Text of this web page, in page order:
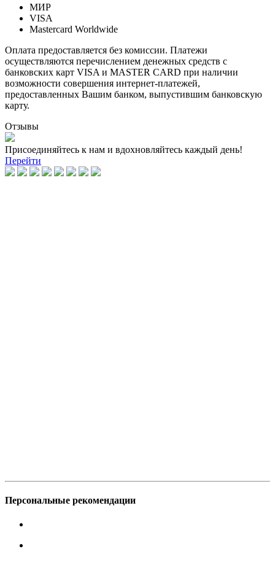
МИР
VISA
Mastercard Worldwide
Оплата предоставляется без комиссии. Платежи
осуществляются перечислением денежных средств с
банковских карт VISA и MASTER CARD при наличии
возможности совершения интернет-платежей,
предоставленных Вашим банком, выпустившим банковскую
карту.
Отзывы
Присоединяйтесь к нам и вдохновляйтесь каждый день!
Перейти
Персональные рекомендации